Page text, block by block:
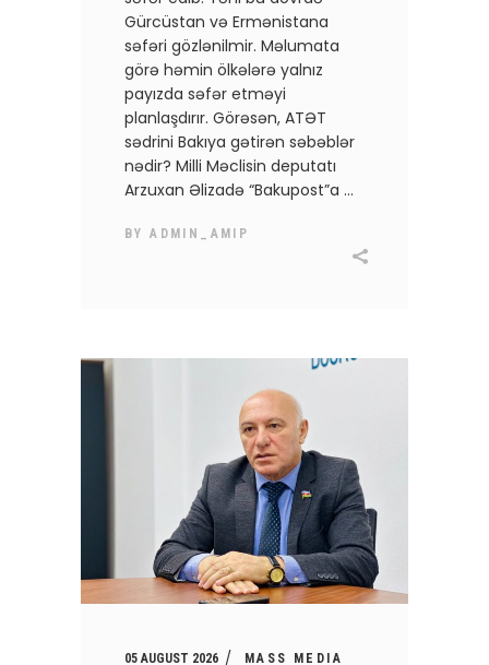
Gürcüstan və Ermənistana
səfəri gözlənilmir. Məlumata
görə həmin ölkələrə yalnız
payızda səfər etməyi
planlaşdırır. Görəsən, ATƏT
sədrini Bakıya gətirən səbəblər
nədir? Milli Məclisin deputatı
Arzuxan Əlizadə “Bakupost”a
BYADMIN_AMIP
05 AUGUST 2026 MASS MEDIA